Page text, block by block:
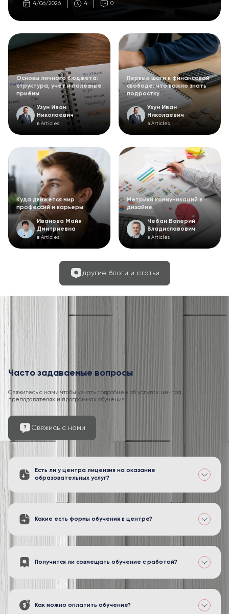
4/06/2026 4 0
Основы личного бюджета:
структура, учёт и полезные
приёмы
Узун Иван
Николаевич
в Articles
Первые шаги к финансовой
свободе: что важно знать
подростку
Узун Иван
Николаевич
в Articles
Куда движется мир
профессий и карьеры
Иванова Майя
Дмитриевна
в Articles
Метрики коммуникаций в
дизайне.
Чебан Валерий
Владиславович
в Articles
другие блоги и статьи
Часто задаваемые вопросы
Свяжитесь с нами чтобы узнать подробнее об услугах центра,
преподавателях и программах обучения
Свяжись с нами
Есть ли у центра лицензия на оказание
образовательных услуг?
Какие есть формы обучения в центре?
Получится ли совмещать обучение с работой?
Как можно оплатить обучение?